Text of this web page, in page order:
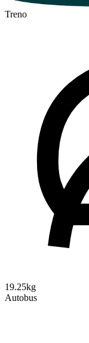
Treno
19.25kg
Autobus